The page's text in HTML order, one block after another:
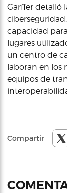
Garffer detalló
capacidad
lugares
un centro de
laboran en los
equipos de
Compartir